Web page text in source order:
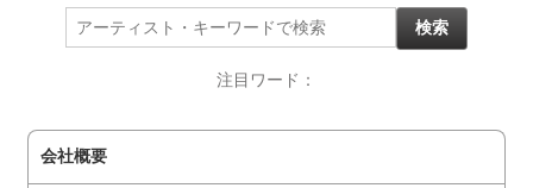
注目ワード：
会社概要